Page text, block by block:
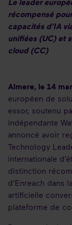
Le leader
récompensé
capacités d’IA
unifiées (UC) et
cloud (CC)
Almere, le 14
européen de
essor, soutenu
indépendante
annoncé avoir
Technology
internationale
distinction
d’Enreach dans
artificielle
plateforme de